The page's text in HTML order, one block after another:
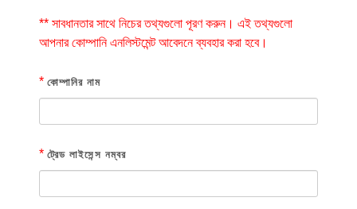
** সাবধানতার সাথে নিচের তথ্যগুলো পূরণ করুন। এই তথ্যগুলো
আপনার কোম্পানি এনলিস্টমেন্ট আবেদনে ব্যবহার করা হবে।
* কোম্পানির নাম
* ট্রেড লাইসেন্স নম্বর